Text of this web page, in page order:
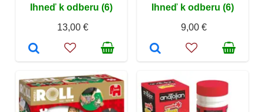
Ihneď k odberu (6)
13,00 €
Ihneď k odberu (6)
9,00 €